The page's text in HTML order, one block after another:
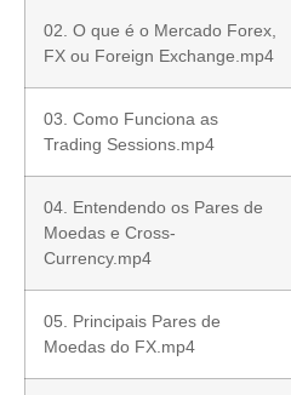
02. O que é o Mercado Forex,
FX ou Foreign Exchange.mp4
03. Como Funciona as
Trading Sessions.mp4
04. Entendendo os Pares de
Moedas e Cross-
Currency.mp4
05. Principais Pares de
Moedas do FX.mp4